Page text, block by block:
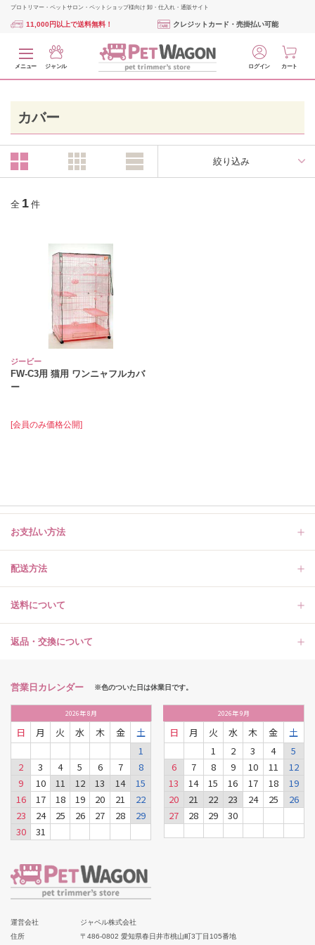
プロトリマー・ペットサロン・ペットショップ様向け 卸・仕入れ・通販サイト
11,000円以上で送料無料！ クレジットカード・売掛払い可能
メニュー ジャンル ログイン カート
カバー
絞り込み
全 1 件
ジービー
FW-C3用 猫用 ワンニャフルカバ
ー
[会員のみ価格公開]
お支払い方法
配送方法
送料について
返品・交換について
営業日カレンダー ※色のついた日は休業日です。
2026年8月
日 月 火 水 木 金
土
1
2
3 4 5 6 7
8
9
10 11 12 13 14
15
16
17 18 19 20 21
22
23
24 25 26 27 28
29
30
31
2026年9月
日 月 火 水 木 金
土
1
2 3 4
5
6
7 8 9 10 11
12
13
14 15 16 17 18
19
20
21 22 23 24 25
26
27
28 29 30
運営会社
ジャペル株式会社
住所
〒486-0802 愛知県春日井市桃山町3丁目105番地